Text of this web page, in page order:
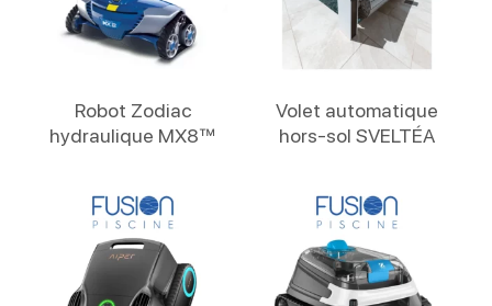
Robot Zodiac
hydraulique MX8™
Volet automatique
hors-sol SVELTÉA